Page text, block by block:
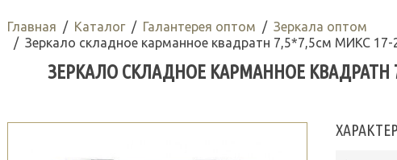
Главная Каталог Галантерея оптом
Зеркала оптом
Зеркало складное карманное квадратн 7,5*7,5см МИКС 17-
ЗЕРКАЛО СКЛАДНОЕ КАРМАННОЕ КВАДРАТН